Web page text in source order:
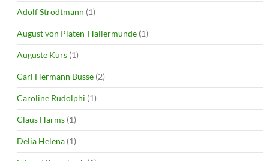
Adolf Strodtmann (1)
August von Platen-Hallermünde (1)
Auguste Kurs (1)
Carl Hermann Busse (2)
Caroline Rudolphi (1)
Claus Harms (1)
Delia Helena (1)